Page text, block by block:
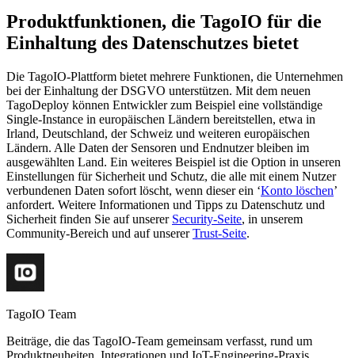
Produktfunktionen, die TagoIO für die
Einhaltung des Datenschutzes bietet
Die TagoIO-Plattform bietet mehrere Funktionen, die Unternehmen
bei der Einhaltung der DSGVO unterstützen. Mit dem neuen
TagoDeploy können Entwickler zum Beispiel eine vollständige
Single-Instance in europäischen Ländern bereitstellen, etwa in
Irland, Deutschland, der Schweiz und weiteren europäischen
Ländern. Alle Daten der Sensoren und Endnutzer bleiben im
ausgewählten Land. Ein weiteres Beispiel ist die Option in unseren
Einstellungen für Sicherheit und Schutz, die alle mit einem Nutzer
verbundenen Daten sofort löscht, wenn dieser ein ‘Konto löschen’
anfordert. Weitere Informationen und Tipps zu Datenschutz und
Sicherheit finden Sie auf unserer Security-Seite, in unserem
Community-Bereich und auf unsererTrust-Seite.
TagoIO Team
Beiträge, die das TagoIO-Team gemeinsam verfasst, rund um